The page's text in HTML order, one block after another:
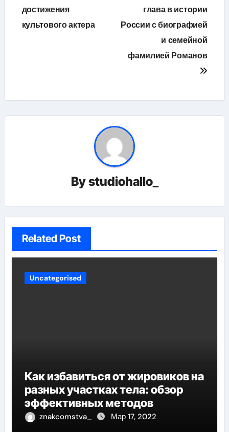
достижения
культового актера
глава в истории
России с биографией
и семейной
фамилией Романов
Bystudiohallo_
Related Post
Uncategorised
Как избавиться от жировиков на
разных участках тела: обзор
эффективных методов
znakcomstva_ Мар 17, 2022